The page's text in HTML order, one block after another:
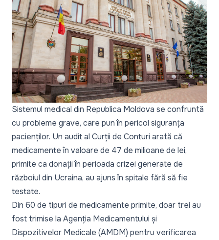
Sistemul medical din Republica Moldova se confruntă
cu probleme grave, care pun în pericol siguranța
pacienților. Un audit al Curții de Conturi arată că
medicamente în valoare de 47 de milioane de lei,
primite ca donații în perioada crizei generate de
războiul din Ucraina, au ajuns în spitale fără să fie
testate.
Din 60 de tipuri de medicamente primite, doar trei au
fost trimise la Agenția Medicamentului și
Dispozitivelor Medicale (AMDM) pentru verificarea